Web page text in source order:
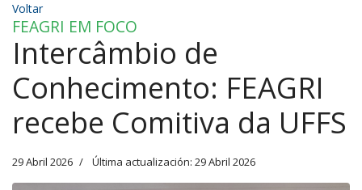
Voltar
FEAGRI EM FOCO
Intercâmbio de
Conhecimento: FEAGRI
recebe Comitiva da UFFS
29 Abril 2026 Última actualización: 29 Abril 2026